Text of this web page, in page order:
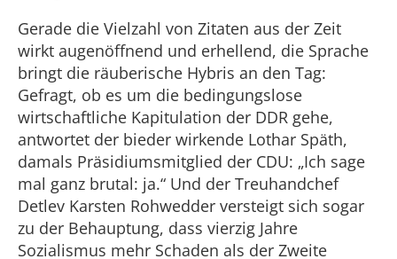
Gerade die Vielzahl von Zitaten aus der Zeit
wirkt augenöffnend und erhellend, die Sprache
bringt die räuberische Hybris an den Tag:
Gefragt, ob es um die bedingungslose
wirtschaftliche Kapitulation der DDR gehe,
antwortet der bieder wirkende Lothar Späth,
damals Präsidiumsmitglied der CDU: „Ich sage
mal ganz brutal: ja.“ Und der Treuhandchef
Detlev Karsten Rohwedder versteigt sich sogar
zu der Behauptung, dass vierzig Jahre
Sozialismus mehr Schaden als der Zweite